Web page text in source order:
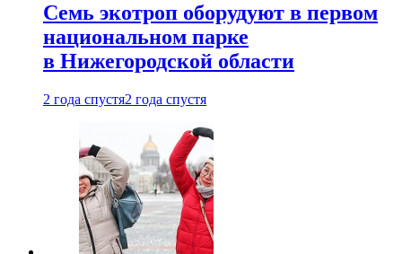
Семь экотроп оборудуют в первом
национальном парке
в Нижегородской области
2 года спустя2 года спустя